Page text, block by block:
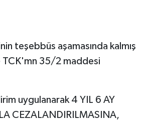
teşebbüs aşamasında kalmış
TCK'mn 35/2 maddesi
uygulanarak 4 YIL 6 AY
CEZALANDIRILMASINA,